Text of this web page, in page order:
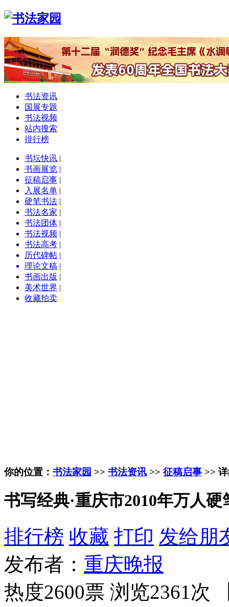
书法资讯
国展专题
书法视频
站内搜索
排行榜
书坛快讯 |
书画展览 |
征稿启事 |
入展名单 |
硬笔书法 |
书法名家 |
书法团体 |
书法视频 |
书法高考 |
历代碑帖 |
理论文稿 |
书画出版 |
美术世界 |
收藏拍卖
你的位置： 书法家园 >> 书法资讯 >> 征稿启事 >>
书写经典·重庆市2010年万人
排行榜 收藏 打印 发给朋
发布者： 重庆晚报
热度2600票 浏览2361次